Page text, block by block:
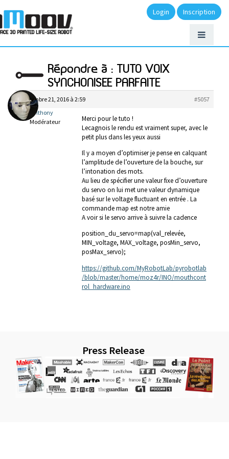
Login Inscription
Répondre à : TUTO VOIX
SYNCHONISEE PARFAITE
septembre 21, 2016 à 2:59
#5057
anthony
Modérateur
Merci pour le tuto !
Lecagnois le rendu est vraiment super, avec le
petit plus dans les yeux aussi
Il y a moyen d’optimiser je pense en calquant
l’amplitude de l’ouverture de la bouche, sur
l’intonation des mots.
Au lieu de spécifier une valeur fixe d’ouverture
du servo on lui met une valeur dynamique
basé sur le voltage fluctuant en entrée . La
commande map est notre amie
A voir si le servo arrive à suivre la cadence
position_du_servo=map(val_relevée,
MIN_voltage, MAX_voltage, posMin_servo,
posMax_servo);
https://github.com/MyRobotLab/pyrobotlab
/blob/master/home/moz4r/INO/mouthcont
rol_hardware.ino
Press Release